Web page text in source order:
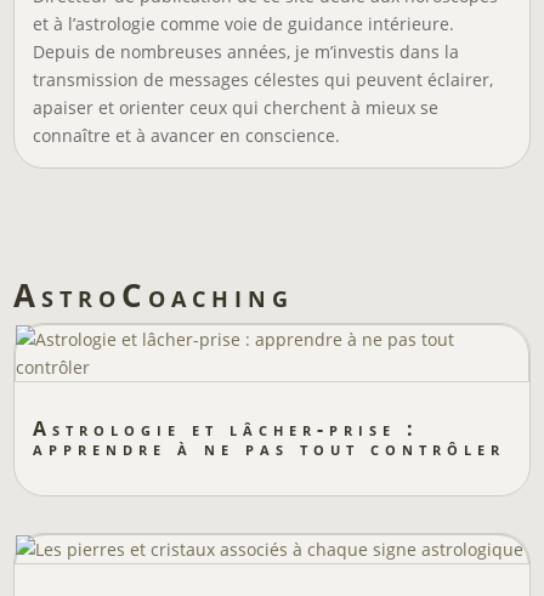
et à l’astrologie comme voie de guidance intérieure.
Depuis de nombreuses années, je m’investis dans la
transmission de messages célestes qui peuvent éclairer,
apaiser et orienter ceux qui cherchent à mieux se
connaître et à avancer en conscience.
AstroCoaching
Astrologie et lâcher-prise :
apprendre à ne pas tout contrôler